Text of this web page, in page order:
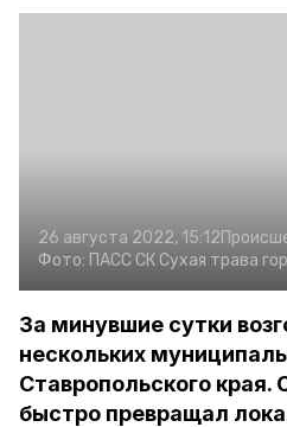
26 августа 2022, 15:12
Фото: ПАСС СКСухая трава
За минувшие сутки
нескольких
Ставропольского края.
быстро превращал